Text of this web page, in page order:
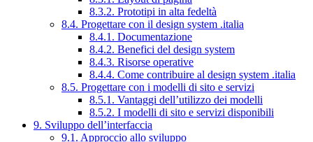
8.3.2. Prototipi in alta fedeltà
8.4. Progettare con il design system .italia
8.4.1. Documentazione
8.4.2. Benefici del design system
8.4.3. Risorse operative
8.4.4. Come contribuire al design system .italia
8.5. Progettare con i modelli di sito e servizi
8.5.1. Vantaggi dell’utilizzo dei modelli
8.5.2. I modelli di sito e servizi disponibili
9. Sviluppo dell’interfaccia
9.1. Approccio allo sviluppo